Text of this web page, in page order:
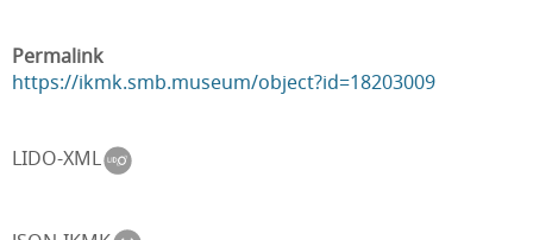
Permalink
https://ikmk.smb.museum/object?id=18203009
LIDO-XML